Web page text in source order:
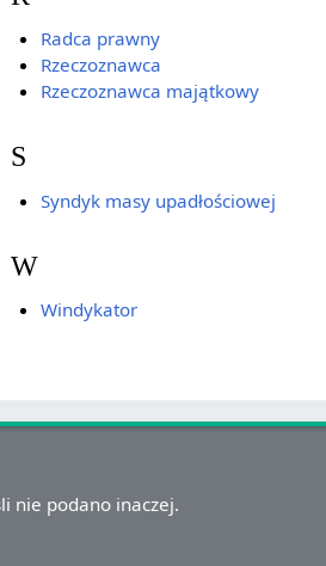
Radca prawny
Rzeczoznawca
Rzeczoznawca majątkowy
S
Syndyk masy upadłościowej
W
Windykator
nie podano inaczej.